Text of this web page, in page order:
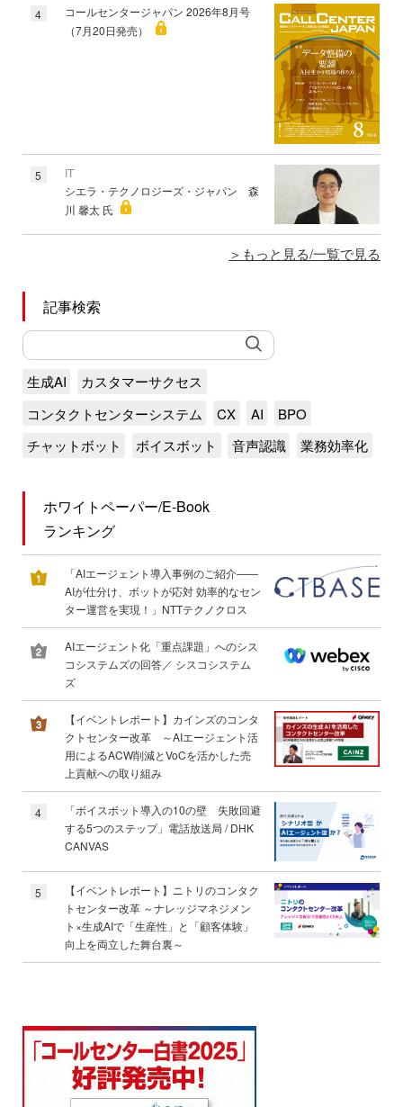
4
コールセンタージャパン 2026年8月号
（7月20日発売）
5
IT
シエラ・テクノロジーズ・ジャパン 森
川 馨太 氏
もっと見る/一覧で見る
記事検索
生成AI
カスタマーサクセス
コンタクトセンターシステム
CX AI
BPO
チャットボット
ボイスボット 音声認識 業務効率化
ホワイトペーパー/E-Book
ランキング
「AIエージェント導入事例のご紹介――
AIが仕分け、ボットが応対 効率的なセン
ター運営を実現！」NTTテクノクロス
AIエージェント化「重点課題」へのシス
コシステムズの回答／ シスコシステム
ズ
【イベントレポート】カインズのコンタ
クトセンター改革 ～AIエージェント活
用によるACW削減とVoCを活かした売
上貢献への取り組み
4
「ボイスボット導入の10の壁 失敗回避
する5つのステップ」電話放送局 / DHK
CANVAS
5
【イベントレポート】ニトリのコンタク
トセンター改革 ～ナレッジマネジメン
ト×生成AIで「生産性」と「顧客体験」
向上を両立した舞台裏～